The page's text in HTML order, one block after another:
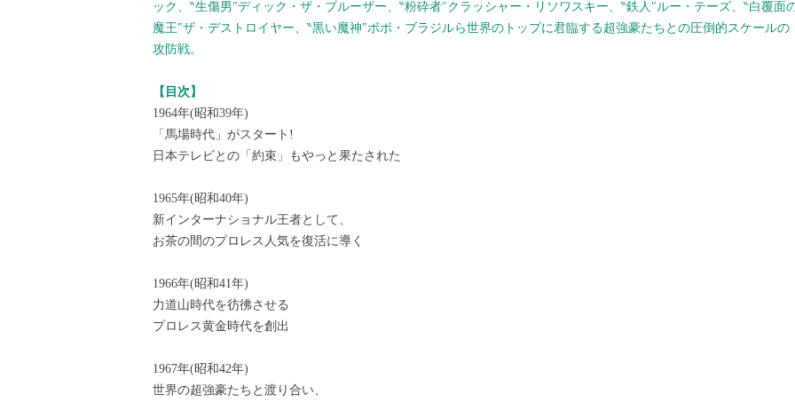
ック、‶生傷男″ディック・ザ・ブルーザー、‶粉砕者″クラッシャー・リソワスキー、‶鉄人″ルー・テーズ、‶白覆面
魔王″ザ・デストロイヤー、‶黒い魔神″ボボ・ブラジルら世界のトップに君臨する超強豪たちとの圧倒的スケールの
攻防戦。
【目次】
1964年(昭和39年)
「馬場時代」がスタート!
日本テレビとの「約束」もやっと果たされた
1965年(昭和40年)
新インターナショナル王者として、
お茶の間のプロレス人気を復活に導く
1966年(昭和41年)
力道山時代を彷彿させる
プロレス黄金時代を創出
1967年(昭和42年)
世界の超強豪たちと渡り合い、